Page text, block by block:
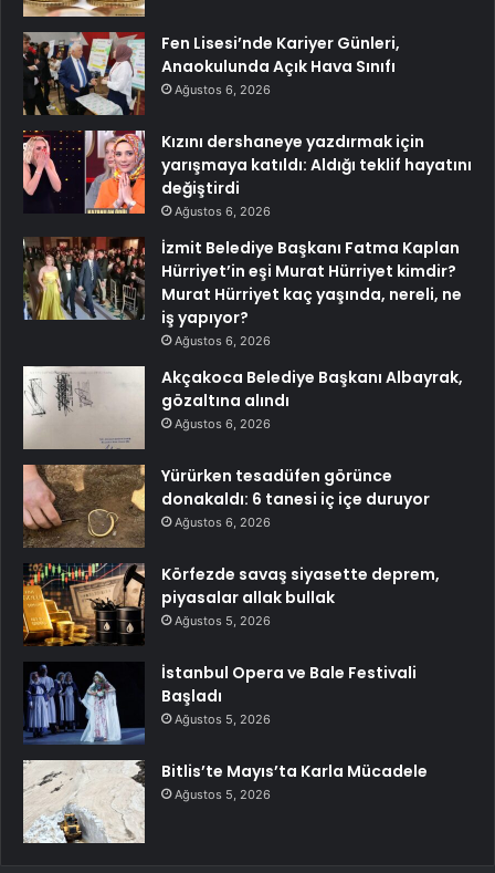
Fen Lisesi’nde Kariyer Günleri,
Anaokulunda Açık Hava Sınıfı
Ağustos 6, 2026
Kızını dershaneye yazdırmak için
yarışmaya katıldı: Aldığı teklif hayatını
değiştirdi
Ağustos 6, 2026
İzmit Belediye Başkanı Fatma Kaplan
Hürriyet’in eşi Murat Hürriyet kimdir?
Murat Hürriyet kaç yaşında, nereli, ne
iş yapıyor?
Ağustos 6, 2026
Akçakoca Belediye Başkanı Albayrak,
gözaltına alındı
Ağustos 6, 2026
Yürürken tesadüfen görünce
donakaldı: 6 tanesi iç içe duruyor
Ağustos 6, 2026
Körfezde savaş siyasette deprem,
piyasalar allak bullak
Ağustos 5, 2026
İstanbul Opera ve Bale Festivali
Başladı
Ağustos 5, 2026
Bitlis’te Mayıs’ta Karla Mücadele
Ağustos 5, 2026